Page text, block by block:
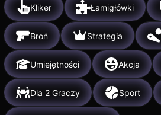
Kliker Łamigłówki
Broń Strategia
Umiejętności Akcja
Dla 2 Graczy Sport